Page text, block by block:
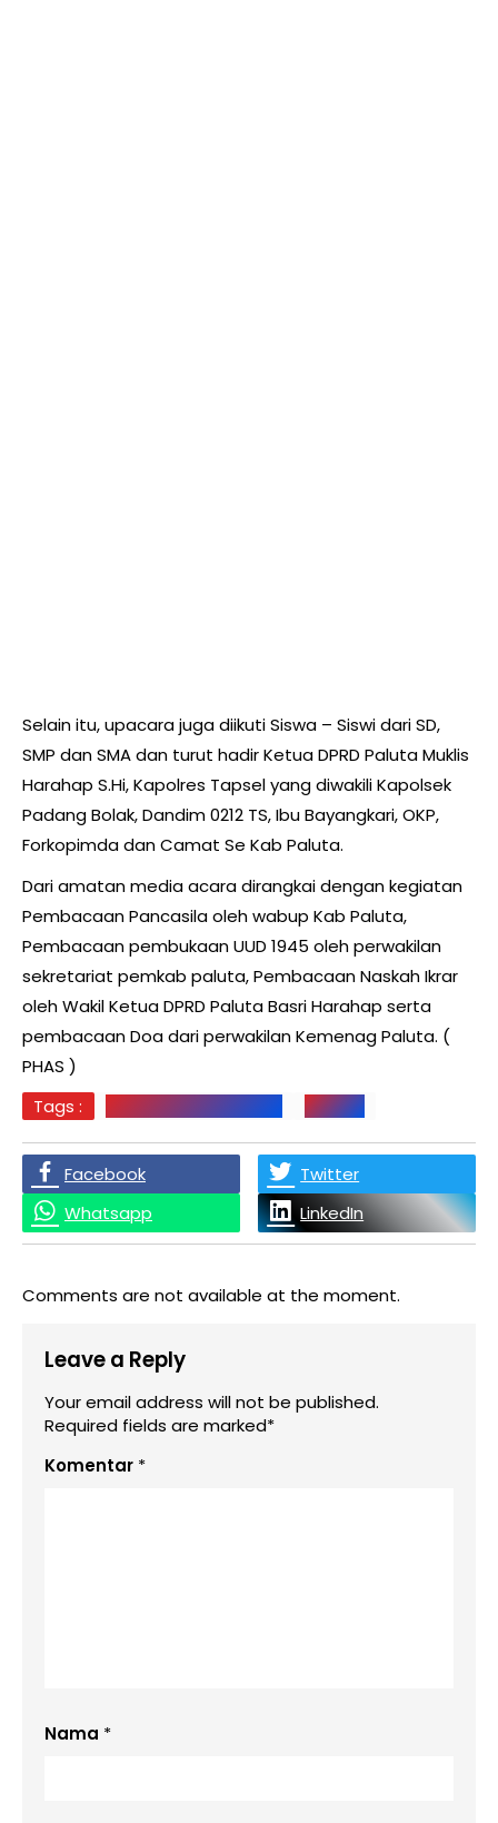
Selain itu, upacara juga diikuti Siswa – Siswi dari SD,
SMP dan SMA dan turut hadir Ketua DPRD Paluta Muklis
Harahap S.Hi, Kapolres Tapsel yang diwakili Kapolsek
Padang Bolak, Dandim 0212 TS, Ibu Bayangkari, OKP,
Forkopimda dan Camat Se Kab Paluta.
Dari amatan media acara dirangkai dengan kegiatan
Pembacaan Pancasila oleh wabup Kab Paluta,
Pembacaan pembukaan UUD 1945 oleh perwakilan
sekretariat pemkab paluta, Pembacaan Naskah Ikrar
oleh Wakil Ketua DPRD Paluta Basri Harahap serta
pembacaan Doa dari perwakilan Kemenag Paluta. (
PHAS )
Tags :
PALUTA
Facebook
Twitter
Whatsapp
LinkedIn
Comments are not available at the moment.
Leave a Reply
Your email address will not be published.
Required fields are marked*
Komentar *
Nama *